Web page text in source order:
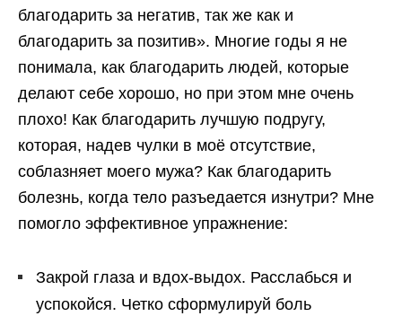
благодарить за негатив, так же как и
благодарить за позитив». Многие годы я не
понимала, как благодарить людей, которые
делают себе хорошо, но при этом мне очень
плохо! Как благодарить лучшую подругу,
которая, надев чулки в моё отсутствие,
соблазняет моего мужа? Как благодарить
болезнь, когда тело разъедается изнутри? Мне
помогло эффективное упражнение:
Закрой глаза и вдох-выдох. Расслабься и
успокойся. Четко сформулируй боль